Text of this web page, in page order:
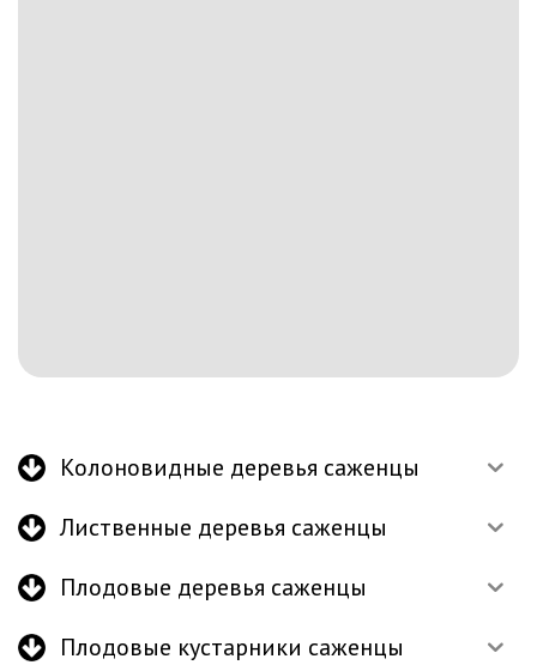
Колоновидные деревья саженцы
Лиственные деревья саженцы
Плодовые деревья саженцы
Плодовые кустарники саженцы